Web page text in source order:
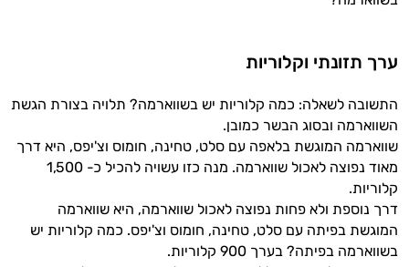
ערך תזונתי וקלוריות
התשובה לשאלה: כמה קלוריות יש בשווארמה? תלויה בצורת הגשת
השווארמה ובסוג הבשר כמובן.
שווארמה המוגשת בלאפה עם סלט, טחינה, חומוס וצ'יפס, היא דרך
מאוד נפוצה לאכול שווארמה. מנה כזו עשויה להכיל כ- 1,500
קלוריות.
דרך נוספת ולא פחות נפוצה לאכול שווארמה, היא שווארמה
המוגשת בפיתה עם סלט, טחינה, חומוס וצ'יפס. כמה קלוריות יש
בשווארמה בפיתה? בערך 900 קלוריות.